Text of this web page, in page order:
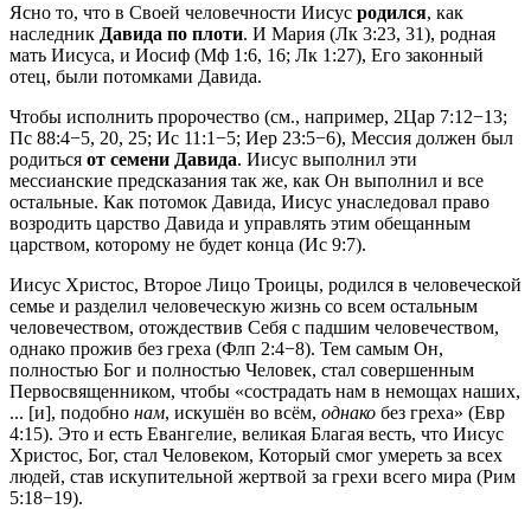
Ясно то, что в Своей человечности Иисус родился, как
наследник Давида по плоти. И Мария (Лк 3:23, 31), родная
мать Иисуса, и Иосиф (Мф 1:6, 16; Лк 1:27), Его законный
отец, были потомками Давида.
Чтобы исполнить пророчество (см., например, 2Цар 7:12−13;
Пс 88:4−5, 20, 25; Ис 11:1−5; Иер 23:5−6), Мессия должен был
родиться от семени Давида. Иисус выполнил эти
мессианские предсказания так же, как Он выполнил и все
остальные. Как потомок Давида, Иисус унаследовал право
возродить царство Давида и управлять этим обещанным
царством, которому не будет конца (Ис 9:7).
Иисус Христос, Второе Лицо Троицы, родился в человеческой
семье и разделил человеческую жизнь со всем остальным
человечеством, отождествив Себя с падшим человечеством,
однако прожив без греха (Флп 2:4−8). Тем самым Он,
полностью Бог и полностью Человек, стал совершенным
Первосвященником, чтобы «сострадать нам в немощах наших,
... [и], подобно нам, искушён во всём, однако без греха» (Евр
4:15). Это и есть Евангелие, великая Благая весть, что Иисус
Христос, Бог, стал Человеком, Который смог умереть за всех
людей, став искупительной жертвой за грехи всего мира (Рим
5:18−19).